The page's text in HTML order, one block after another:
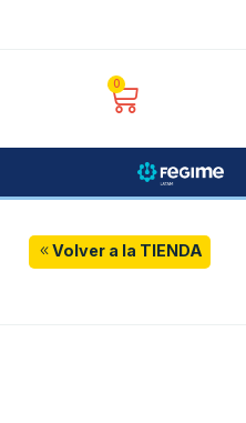
0
Volver a la TIENDA